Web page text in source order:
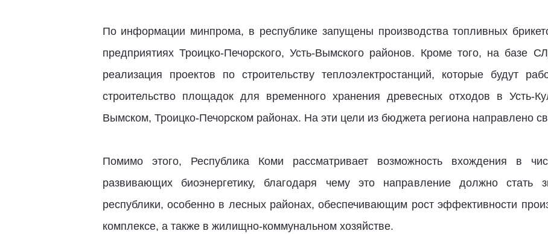
По информации минпрома, в республике запущены производства топливных
предприятиях Троицко-Печорского, Усть-Вымского районов. Кроме того, на
реализация проектов по строительству теплоэлектростанций, которые будут
строительство площадок для временного хранения древесных отходов в Усть-
Вымском, Троицко-Печорском районах. На эти цели из бюджета региона направлено
Помимо этого, Республика Коми рассматривает возможность вхождения в
развивающих биоэнергетику, благодаря чему это направление должно стать
республики, особенно в лесных районах, обеспечивающим рост эффективности
комплексе, а также в жилищно-коммунальном хозяйстве.